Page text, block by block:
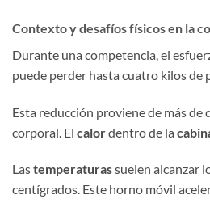
Contexto y desafíos físicos en la
Durante una competencia, el
puede perder hasta cuatro kilos de
Esta reducción proviene de más de
corporal. El calordentro de la
Lastemperaturassuelen alcanzar
centígrados. Este horno móvil